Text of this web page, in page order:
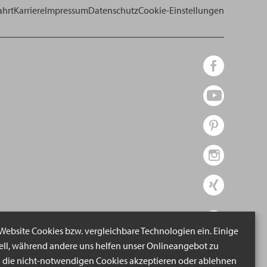
Cookies bzw. vergleichbare Technologien ein. Einige
während andere uns helfen unser Onlineangebot zu
die nicht-notwendigen Cookies akzeptieren oder ablehnen
KarriereImpressumDatenschutzCookie-Einstellungen